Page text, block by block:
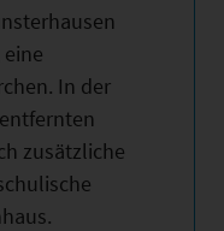
In der
zusätzliche